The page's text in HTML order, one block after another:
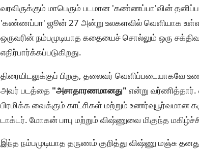
வரவிருக்கும் மாபெரும் படமான 'கண்ணப்பா'வின்
'கண்ணப்பா' ஜூன் 27 அன்று உலகளவில் வெளியாக
ஒருவரின் நம்பமுடியாத கதையைச் சொல்லும் ஒரு
எதிர்பார்க்கப்படுகிறது.
திரையிடலுக்குப் பிறகு, தலைவர் வெளிப்படையாகவே
அவர் படத்தை "அசாதாரணமானது" என்று
பிரமிக்க வைக்கும் காட்சிகள் மற்றும் உணர்வுபூர்வமான
டாக்டர். மோகன் பாபு மற்றும் விஷ்ணுவை மிகுந்த
இந்த நம்பமுடியாத தருணம் குறித்து விஷ்ணு மஞ்சு